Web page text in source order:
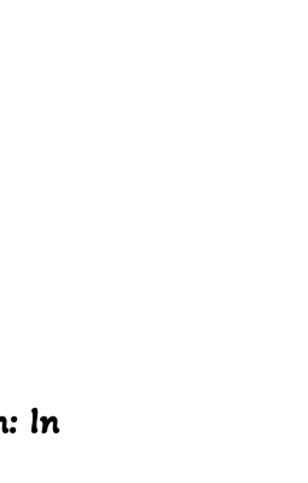
In